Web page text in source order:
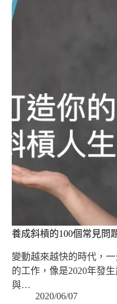
養成斜槓的100個常見問
變動越來越快的時代，
的工作，像是2020年發
與…
2020/06/07